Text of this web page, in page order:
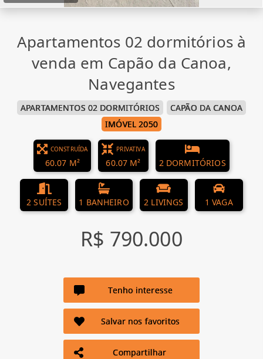
Apartamentos 02 dormitórios à
venda em Capão da Canoa,
Navegantes
APARTAMENTOS 02 DORMITÓRIOS
CAPÃO DA CANOA
IMÓVEL 2050
CONSTRUÍDA
60.07 M²
PRIVATIVA
60.07 M² 2 DORMITÓRIOS
2 SUÍTES 1 BANHEIRO 2 LIVINGS 1 VAGA
R$ 790.000
Tenho interesse
Salvar nos favoritos
Compartilhar